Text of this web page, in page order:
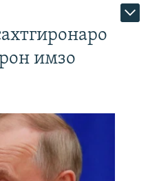
имзо